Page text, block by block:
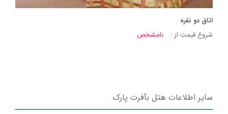
اتاق دو نفره
شروع قیمت از :
نامشخص
سایر اطلاعات هتل بآفرت پارک